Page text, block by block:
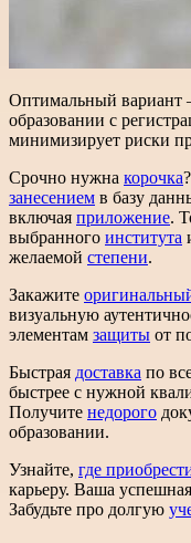
Оптимальный вариант
образовании с
минимизирует риски
Срочно нужна корочка
занесением в базу
включая приложение.
выбранного института
желаемой степени.
Закажите
визуальную
элементам защиты от
Быстрая доставка по
быстрее с нужной
Получите недорого
образовании.
Узнайте, где
карьеру. Ваша успешная
Забудьте про долгую